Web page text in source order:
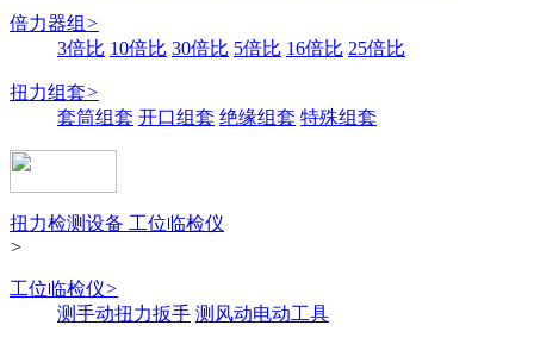
倍力器组 >
3倍比 10倍比 30倍比 5倍比 16倍比 25倍比
扭力组套>
套筒组套 开口组套 绝缘组套 特殊组套
扭力检测设备 工位临检仪
>
工位临检仪>
测手动扭力扳手 测风动电动工具